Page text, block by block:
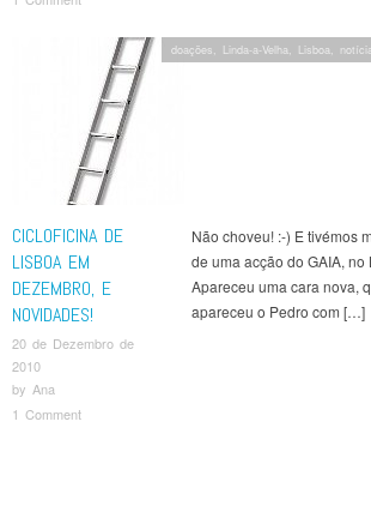
CICLOFICINA DE
LISBOA EM
DEZEMBRO, E
NOVIDADES!
20 de Dezembro de
2010
by Ana
1 Comment
Não choveu! :-) E tivémos
de uma acção do GAIA,
Apareceu uma cara nova,
apareceu o Pedro com […]
doações, Linda-a-Velha, Lisboa,